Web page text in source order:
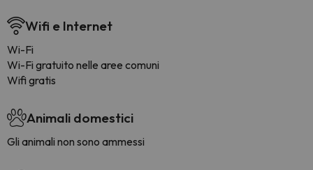
Wifi e Internet
Wi-Fi
Wi-Fi gratuito nelle aree comuni
Wifi gratis
Animali domestici
Gli animali non sono ammessi